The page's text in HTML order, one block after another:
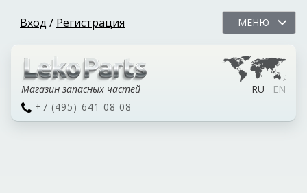
Вход / Регистрация МЕНЮ
Магазин запасных частей RU
EN
+7 (495) 641 08 08